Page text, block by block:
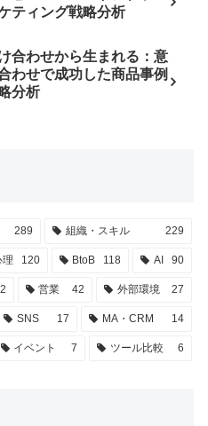
ティング戦略分析
合わせから生まれる：意
わせで成功した商品事例
分析
289 組織・スキル 229
理 120 BtoB 118 AI 90
営業 42 外部環境 27
SNS 17 MA・CRM 14
イベント 7 ツール比較 6